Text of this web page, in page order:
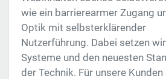
wie ein barrierearmer Zugang
Optik mit selbsterklärender
Nutzerführung. Dabei setzen
Systeme und den neuesten
der Technik. Für unsere